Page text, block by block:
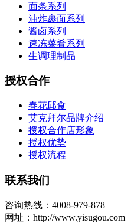
面条系列
油炸裹面系列
酱卤系列
速冻菜肴系列
生调理制品
授权合作
春花邱食
艾克拜尔品牌介绍
授权合作店形象
授权优势
授权流程
联系我们
咨询热线：4008-979-878
网址：http://www.yisugou.com